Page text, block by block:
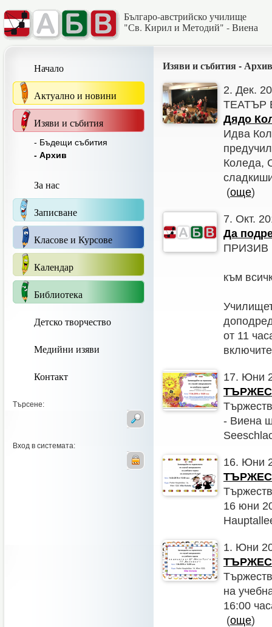
Българо-австрийско училище
"Св. Кирил и Методий" - Виена
Начало
Актуално и новини
Изяви и събития
- Бъдещи събития
- Архив
За нас
Записване
Класове и Курсове
Календар
Библиотека
Детско творчество
Медийни изяви
Контакт
Търсене:
Вход в системата:
Изяви и събития - Архив
2. Дек.
ТЕАТЪР
Дядо
Идва
Коледа,
(още)
7. Окт.
Да
ПРИЗИВ
към
от 11
17. Юни
- Виена
16. Юни
16 юни
1. Юни
на
16:00
(още)